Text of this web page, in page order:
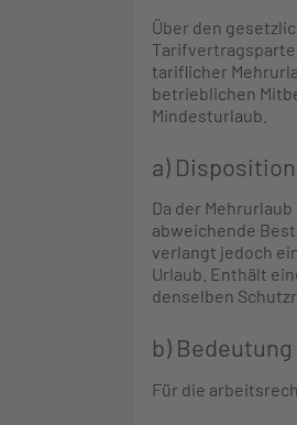
Über den
tariflicher
betrieblichen
Mindesturlaub.
a)
Da der
abweichende
verlangt jedoch
Urlaub. Enthält
denselben
b)
Für die